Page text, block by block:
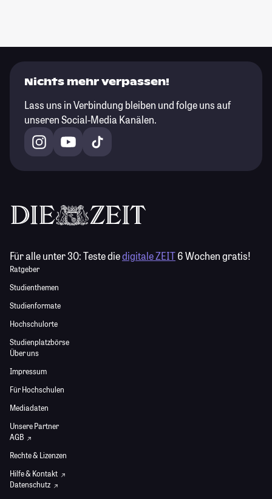
Nichts mehr verpassen!
Lass uns in Verbindung bleiben und folge uns auf
unseren Social-Media Kanälen.
Für alle unter 30:Teste diedigitale ZEIT6 Wochen gratis!
Ratgeber
Studienthemen
Studienformate
Hochschulorte
Studienplatzbörse
Über uns
Impressum
Für Hochschulen
Mediadaten
Unsere Partner
AGB
Rechte & Lizenzen
Hilfe & Kontakt
Datenschutz